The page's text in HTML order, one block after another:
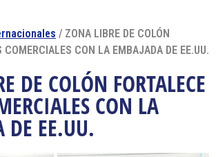
/ ZONA LIBRE DE COLÓN
COMERCIALES CON LA EMBAJADA DE EE.UU.
DE COLÓN FORTALECE
CON LA
DE EE.UU.